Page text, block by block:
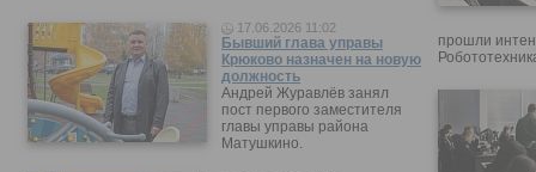
17.06.2026 11:02
Бывший глава управы
Крюково назначен на новую
должность
Андрей Журавлёв занял
пост первого заместителя
главы управы района
Матушкино.
прошли